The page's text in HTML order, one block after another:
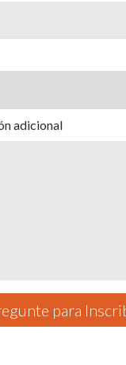
adicional
para